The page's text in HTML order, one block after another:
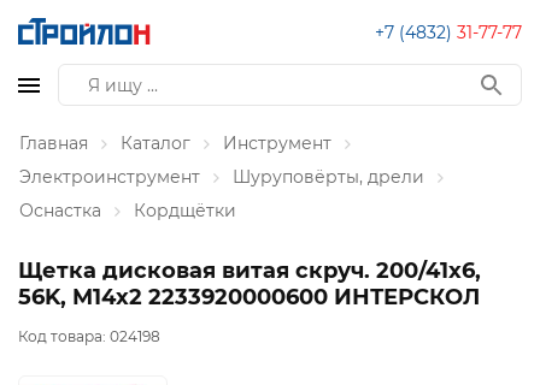
+7 (4832) 31-77-77
Главная Каталог
Инструмент
Электроинструмент
Шуруповёрты, дрели
Оснастка
Кордщётки
Щетка дисковая витая скруч. 200/41x6,
56K, M14x2 2233920000600 ИНТЕРСКОЛ
Код товара: 024198